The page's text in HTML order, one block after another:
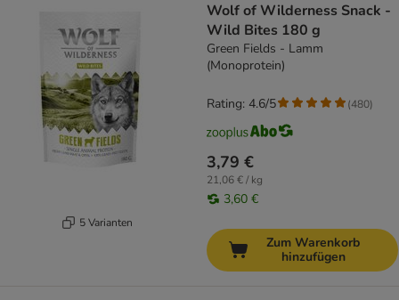
5 Varianten
Wolf of Wilderness Snack -
Wild Bites 180 g
Green Fields - Lamm
(Monoprotein)
3,79 €
21,06 € / kg
3,60 €
Rating: 4.6/5 (480)
Zum Warenkorb
hinzufügen